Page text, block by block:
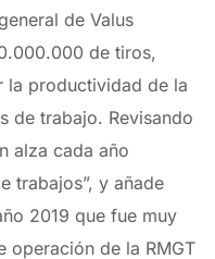
de Valus
de tiros,
la productividad de la
de trabajo. Revisando
alza cada año
trabajos”, y añade
2019 que fue muy
operación de la RMGT